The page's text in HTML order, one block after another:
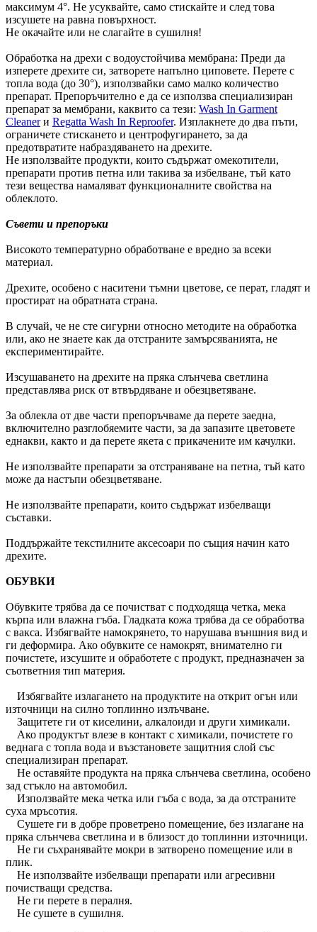
максимум 4°. Не усуквайте, само стискайте и след това
изсушете на равна повърхност.
Не окачайте или не слагайте в сушилня!
Обработка на дрехи с водоустойчива мембрана: Преди да
изперете дрехите си, затворете напълно циповете. Перете с
топла вода (до 30°), използвайки само малко количество
препарат. Препоръчително е да се използва специализиран
препарат за мембрани, каквито са тези: Wash In Garment
Cleanerи Regatta Wash In Reproofer. Изплакнете до два пъти,
ограничете стискането и центрофугирането, за да
предотвратите набраздяването на дрехите.
Не използвайте продукти, които съдържат омекотители,
препарати против петна или такива за избелване, тъй като
тези вещества намаляват функционалните свойства на
облеклото.
Съвети и препоръки
Високото температурно обработване е вредно за всеки
материал.
Дрехите, особено с наситени тъмни цветове, се перат, гладят и
простират на обратната страна.
В случай, че не сте сигурни относно методите на обработка
или, ако не знаете как да отстраните замърсяванията, не
експериментирайте.
Изсушаването на дрехите на пряка слънчева светлина
представлява риск от втвърдяване и обезцветяване.
За облекла от две части препоръчваме да перете заедна,
включително разглобяемите части, за да запазите цветовете
еднакви, както и да перете якета с прикачените им качулки.
Не използвайте препарати за отстраняване на петна, тъй като
може да настъпи обезцветяване.
Не използвайте препарати, които съдържат избелващи
съставки.
Поддържайте текстилните аксесоари по същия начин като
дрехите.
ОБУВКИ
Обувките трябва да се почистват с подходяща четка, мека
кърпа или влажна гъба. Гладката кожа трябва да се обработва
с вакса. Избягвайте намокрянето, то нарушава външния вид и
ги деформира. Ако обувките се намокрят, внимателно ги
почистете, изсушите и обработете с продукт, предназначен за
съответния тип материя.
Избягвайте излагането на продуктите на открит огън или
източници на силно топлинно излъчване.
Защитете ги от киселини, алкалоиди и други химикали.
Ако продуктът влезе в контакт с химикали, почистете го
веднага с топла вода и възстановете защитния слой със
специализиран препарат.
Не оставяйте продукта на пряка слънчева светлина, особено
зад стъкло на автомобил.
Използвайте мека четка или гъба с вода, за да отстраните
суха мръсотия.
Сушете ги в добре проветрено помещение, без излагане на
пряка слънчева светлина и в близост до топлинни източници.
Не ги съхранявайте мокри в затворено помещение или в
плик.
Не използвайте избелващи препарати или агресивни
почистващи средства.
Не ги перете в пералня.
Не сушете в сушилня.